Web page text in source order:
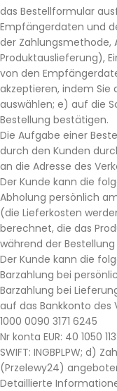
das Bestellformular
Empfängerdaten und
der Zahlungsmethode,
Produktauslieferung),
von den
akzeptieren, indem
auswählen; e) auf die
Bestellung bestätigen.
Die Aufgabe einer
durch den Kunden
an die Adresse des
Der Kunde kann die
Abholung persönlich
(die Lieferkosten
berechnet, die das
während der
Der Kunde kann die
Barzahlung bei
Barzahlung bei
auf das Bankkonto des
1000 0090 3171 6245
Nr konta EUR: 40 1050
SWIFT: INGBPLPW; d)
(Przelewy24)
Detaillierte